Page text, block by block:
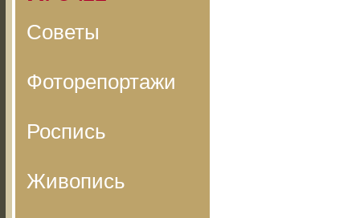
Советы
Фоторепортажи
Роспись
Живопись